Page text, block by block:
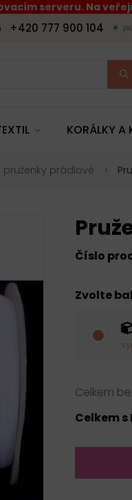
serveru. Na
+420 777 900 104
KORÁLKY A
pruženky prádlové
Číslo
Zvolte
Celkem
Celkem s